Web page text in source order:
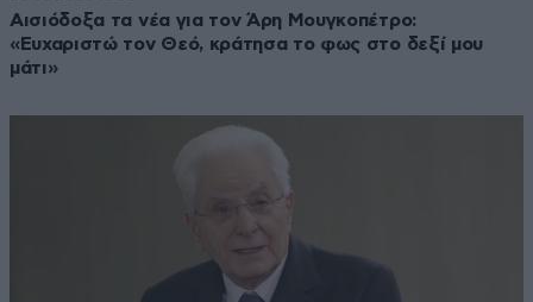
Αισιόδοξα τα νέα για τον Άρη Μουγκοπέτρο:
«Ευχαριστώ τον Θεό, κράτησα το φως στο δεξί μου
μάτι»